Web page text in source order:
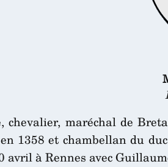
chevalier, maréchal de
1358 et chambellan du
à Rennes avec